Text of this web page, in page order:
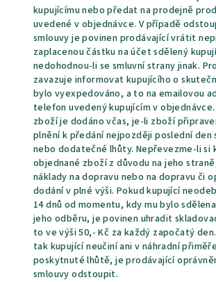
kupujícímu nebo předat na prodejně
uvedené v objednávce. V případě
smlouvy je povinen prodávající vrátit
zaplacenou částku na účet sdělený
nedohodnou-li se smluvní strany jinak.
zavazuje informovat kupujícího o
bylo vyexpedováno, a to na emailovou
telefon uvedený kupujícím v
zboží je dodáno včas, je-li zboží
plnění k předání nejpozději poslední den
nebo dodatečné lhůty. Nepřevezme-li si
objednané zboží z důvodu na jeho
náklady na dopravu nebo na dopravu či
dodání v plné výši. Pokud kupující
14 dnů od momentu, kdy mu bylo
jeho odběru, je povinen uhradit
to ve výši 50,- Kč za každý započatý
tak kupující neučiní ani v náhradní
poskytnuté lhůtě, je prodávající
smlouvy odstoupit.